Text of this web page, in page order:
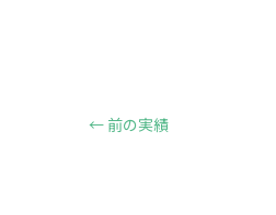
← 前の実績